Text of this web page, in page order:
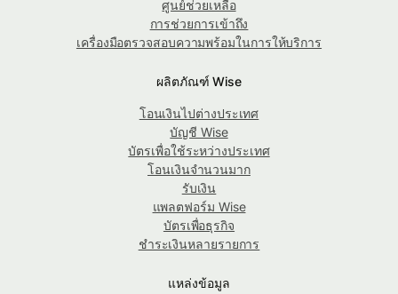
ศูนย์ช่วยเหลือ
การช่วยการเข้าถึง
เครื่องมือตรวจสอบความพร้อมในการให้บริการ
ผลิตภัณฑ์ Wise
โอนเงินไปต่างประเทศ
บัญชี Wise
บัตรเพื่อใช้ระหว่างประเทศ
โอนเงินจำนวนมาก
รับเงิน
แพลตฟอร์ม Wise
บัตรเพื่อธุรกิจ
ชำระเงินหลายรายการ
แหล่งข้อมูล